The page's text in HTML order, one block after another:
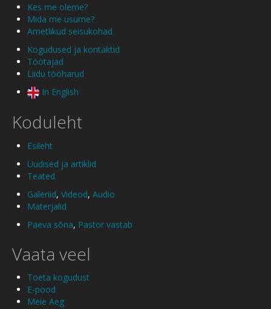
Kes me oleme?
Mida me usume?
Ametlikud seisukohad
Kogudused ja kontaktid
Töötajad
Liidu tööharud
In English
Koduleht
Esileht
Uudised ja artiklid
Teated
Galeriid, Videod, Audio
Materjalid
Päeva sõna, Pastor vastab
Vaata veel
Toeta kogudust
E-pood
Meie Aeg